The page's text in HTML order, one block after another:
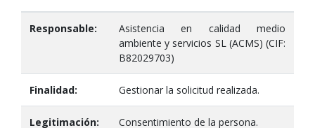
Responsable:
Asistencia en calidad medio
ambiente y servicios SL (ACMS) (CIF:
B82029703)
Finalidad: Gestionar la solicitud realizada.
Legitimación: Consentimiento de la persona.